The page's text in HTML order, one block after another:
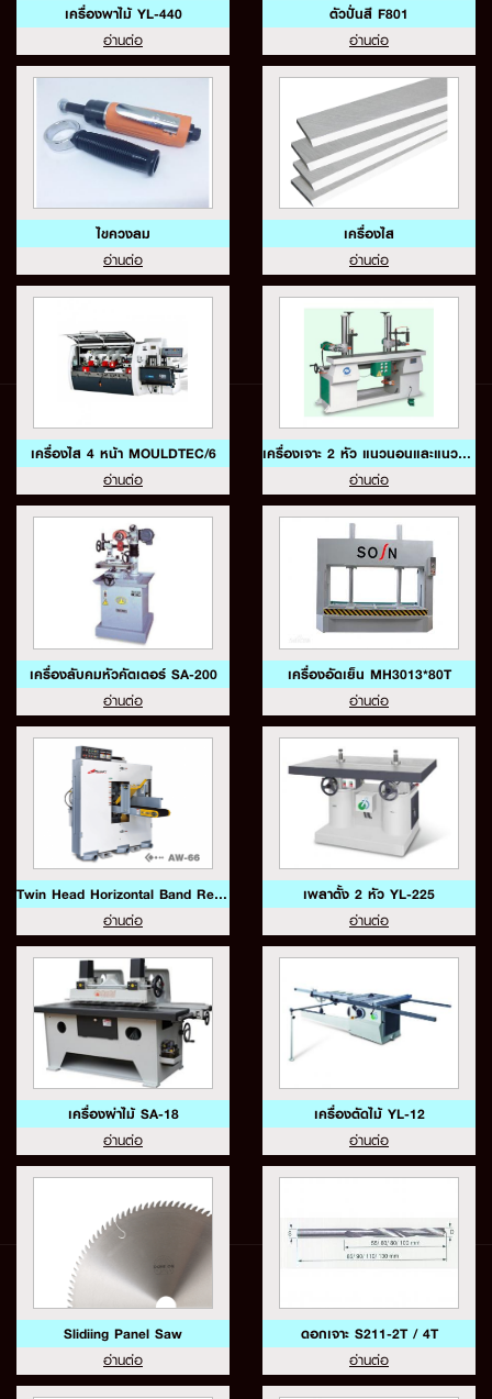
เครื่องพาไม้ YL-440
อ่านต่อ
ตัวปั่นสี F801
อ่านต่อ
ไขควงลม
อ่านต่อ
เครื่องไส
อ่านต่อ
เครื่องไส 4 หน้า MOULDTEC/6
อ่านต่อ
เครื่องเจาะ 2 หัว แนวนอนและแนวตั้ง SS-340B6
อ่านต่อ
เครื่องลับคมหัวคัตเตอร์ SA-200
อ่านต่อ
เครื่องอัดเย็น MH3013*80T
อ่านต่อ
Twin Head Horizontal Band Re Saw Model:AW-66
อ่านต่อ
เพลาตั้ง 2 หัว YL-225
อ่านต่อ
เครื่องผ่าไม้ SA-18
อ่านต่อ
เครื่องตัดไม้ YL-12
อ่านต่อ
Slidiing Panel Saw
อ่านต่อ
ดอกเจาะ S211-2T / 4T
อ่านต่อ